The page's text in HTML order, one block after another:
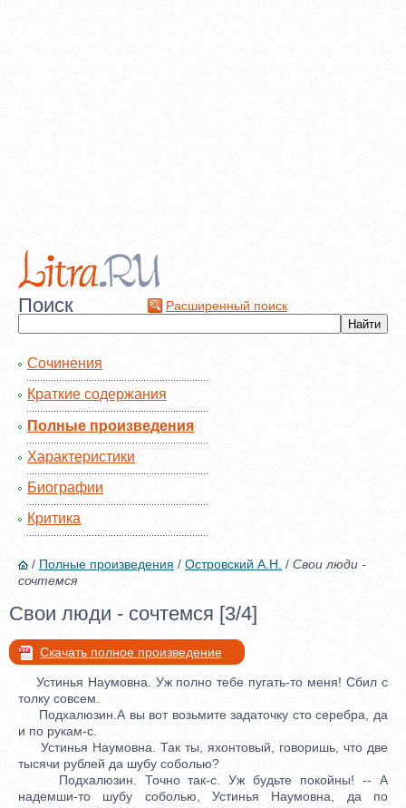
Поиск Расширенный поиск
Сочинения
Краткие содержания
Полные произведения
Характеристики
Биографии
Критика
/ Полные произведения / Островский А.Н. / Свои люди -
сочтемся
Свои люди - сочтемся [3/4]
Скачать полное произведение
Устинья Наумовна. Уж полно тебе пугать-то меня! Сбил с
толку совсем.
Подхалюзин.А вы вот возьмите задаточку сто серебра, да
и по рукам-с.
Устинья Наумовна. Так ты, яхонтовый, говоришь, что две
тысячи рублей да шубу соболью?
Подхалюзин. Точно так-с. Уж будьте покойны! -- А
надемши-то шубу соболью, Устинья Наумовна, да по